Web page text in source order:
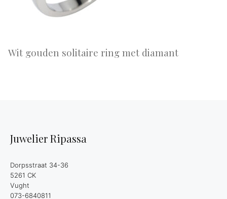
Wit gouden solitaire ring met diamant
Juwelier Ripassa
Dorpsstraat 34-36
5261 CK
Vught
073-6840811